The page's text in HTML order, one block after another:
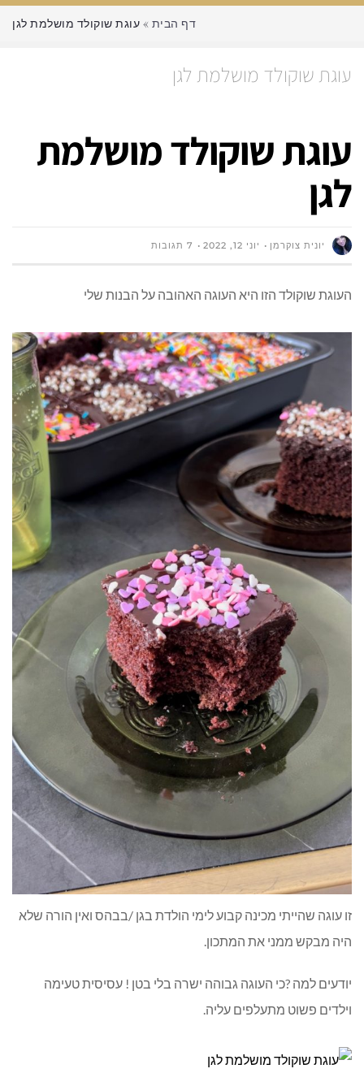
דף הבית » עוגת שוקולד מושלמת לגן
עוגת שוקולד מושלמת לגן
עוגת שוקולד מושלמת
לגן
יונית צוקרמן יוני 12, 2022 7 תגובות
העוגת שוקולד הזו היא העוגה האהובה על הבנות שלי
זו עוגה שהייתי מכינה קבוע לימי הולדת בגן /בבהס ואין הורה שלא
היה מבקש ממני את המתכון.
יודעים למה ?כי העוגה גבוהה ישרה בלי בטן ! עסיסית טעימה
וילדים פשוט מתעלפים עליה.